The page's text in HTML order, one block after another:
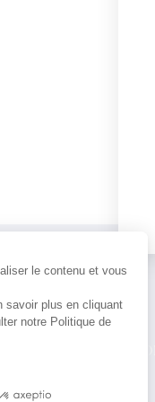
le contenu et vous
savoir plus en cliquant
notre Politique de